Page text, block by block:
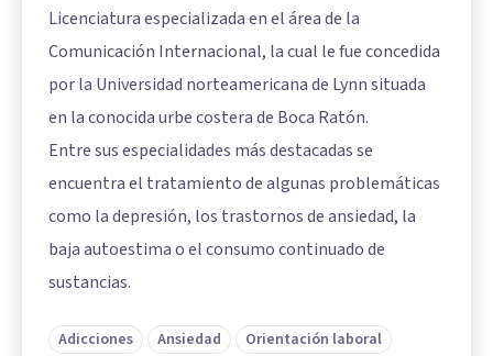
Licenciatura especializada en el área de la
Comunicación Internacional, la cual le fue concedida
por la Universidad norteamericana de Lynn situada
en la conocida urbe costera de Boca Ratón.
Entre sus especialidades más destacadas se
encuentra el tratamiento de algunas problemáticas
como la depresión, los trastornos de ansiedad, la
baja autoestima o el consumo continuado de
sustancias.
Adicciones Ansiedad
Orientación laboral